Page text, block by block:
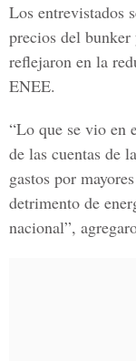
Los entrevistados
precios del
reflejaron en la
ENEE.
“Lo que se vio en
de las cuentas de
gastos por
detrimento de
nacional”,